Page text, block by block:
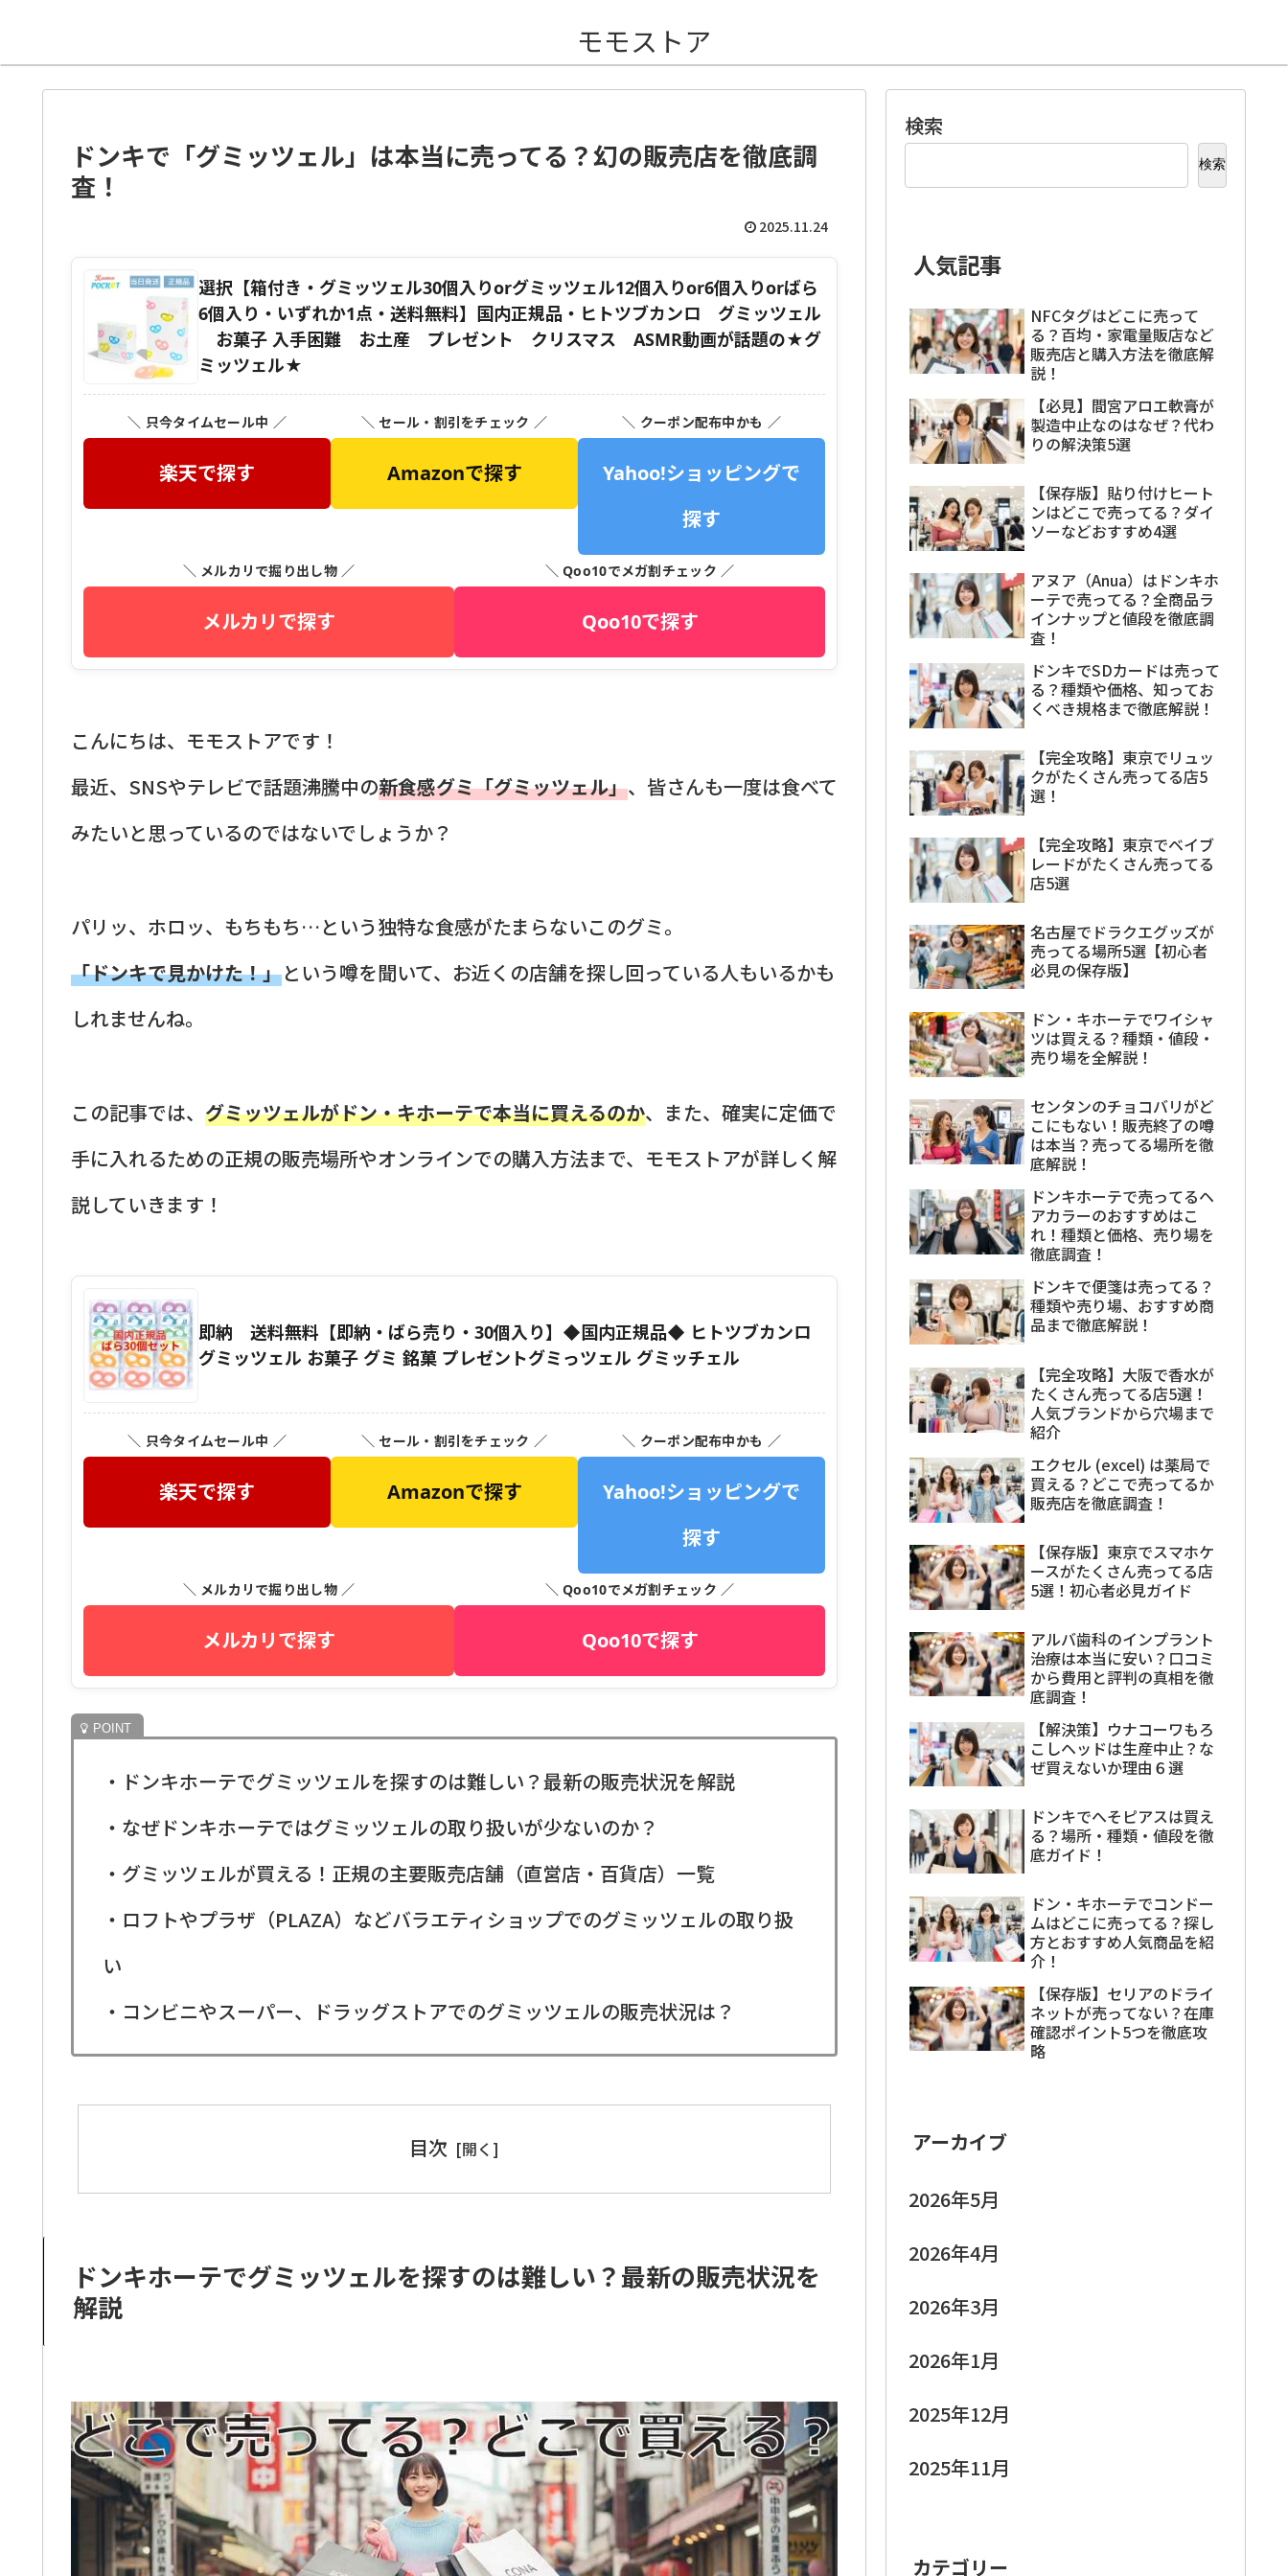
モモストア
ドンキで「グミッツェル」は本当に売ってる？幻の販売店を徹底調
査！
2025.11.24
選択【箱付き・グミッツェル30個入りorグミッツェル12個入りor6個入りorばら
6個入り・いずれか1点・送料無料】国内正規品・ヒトツブカンロ グミッツェル
お菓子 入手困難 お土産 プレゼント クリスマス ASMR動画が話題の★グ
ミッツェル★
＼ 只今タイムセール中 ／
楽天で探す
＼ セール・割引をチェック ／
Amazonで探す
＼ クーポン配布中かも ／
Yahoo!ショッピングで
探す
＼ メルカリで掘り出し物 ／
メルカリで探す
＼ Qoo10でメガ割チェック ／
Qoo10で探す
こんにちは、モモストアです！
最近、SNSやテレビで話題沸騰中の新食感グミ「グミッツェル」、皆さんも一度は食べて
みたいと思っているのではないでしょうか？
パリッ、ホロッ、もちもち…という独特な食感がたまらないこのグミ。
「ドンキで見かけた！」という噂を聞いて、お近くの店舗を探し回っている人もいるかも
しれませんね。
この記事では、 グミッツェルがドン・キホーテで本当に買えるのか、また、確実に定価で
手に入れるための正規の販売場所やオンラインでの購入方法まで、モモストアが詳しく解
説していきます！
即納 送料無料【即納・ばら売り・30個入り】◆国内正規品◆ ヒトツブカンロ
グミッツェル お菓子 グミ 銘菓 プレゼントグミっツェル グミッチェル
＼ 只今タイムセール中 ／
楽天で探す
＼ セール・割引をチェック ／
Amazonで探す
＼ クーポン配布中かも ／
Yahoo!ショッピングで
探す
＼ メルカリで掘り出し物 ／
メルカリで探す
＼ Qoo10でメガ割チェック ／
Qoo10で探す
・ドンキホーテでグミッツェルを探すのは難しい？最新の販売状況を解説
・なぜドンキホーテではグミッツェルの取り扱いが少ないのか？
・グミッツェルが買える！正規の主要販売店舗（直営店・百貨店）一覧
・ロフトやプラザ（PLAZA）などバラエティショップでのグミッツェルの取り扱
い
・コンビニやスーパー、ドラッグストアでのグミッツェルの販売状況は？
目次
ドンキホーテでグミッツェルを探すのは難しい？最新の販売状況を
解説
検索
検索
人気記事
NFCタグはどこに売って
る？百均・家電量販店など
販売店と購入方法を徹底解
説！
【必見】間宮アロエ軟膏が
製造中止なのはなぜ？代わ
りの解決策5選
【保存版】貼り付けヒート
ンはどこで売ってる？ダイ
ソーなどおすすめ4選
アヌア（Anua）はドンキホ
ーテで売ってる？全商品ラ
インナップと値段を徹底調
査！
ドンキでSDカードは売って
る？種類や価格、知ってお
くべき規格まで徹底解説！
【完全攻略】東京でリュッ
クがたくさん売ってる店5
選！
【完全攻略】東京でベイブ
レードがたくさん売ってる
店5選
名古屋でドラクエグッズが
売ってる場所5選【初心者
必見の保存版】
ドン・キホーテでワイシャ
ツは買える？種類・値段・
売り場を全解説！
センタンのチョコバリがど
こにもない！販売終了の噂
は本当？売ってる場所を徹
底解説！
ドンキホーテで売ってるヘ
アカラーのおすすめはこ
れ！種類と価格、売り場を
徹底調査！
ドンキで便箋は売ってる？
種類や売り場、おすすめ商
品まで徹底解説！
【完全攻略】大阪で香水が
たくさん売ってる店5選！
人気ブランドから穴場まで
紹介
エクセル (excel) は薬局で
買える？どこで売ってるか
販売店を徹底調査！
【保存版】東京でスマホケ
ースがたくさん売ってる店
5選！初心者必見ガイド
アルバ歯科のインプラント
治療は本当に安い？口コミ
から費用と評判の真相を徹
底調査！
【解決策】ウナコーワもろ
こしヘッドは生産中止？な
ぜ買えないか理由６選
ドンキでへそピアスは買え
る？場所・種類・値段を徹
底ガイド！
ドン・キホーテでコンドー
ムはどこに売ってる？探し
方とおすすめ人気商品を紹
介！
【保存版】セリアのドライ
ネットが売ってない？在庫
確認ポイント5つを徹底攻
略
アーカイブ
2026年5月
2026年4月
2026年3月
2026年1月
2025年12月
2025年11月
カテゴリー